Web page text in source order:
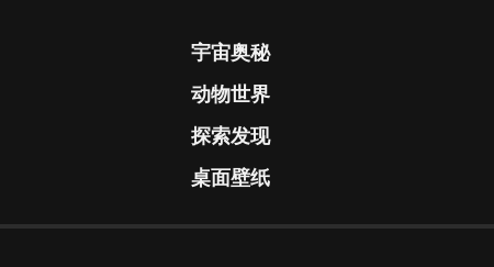
宇宙奥秘
动物世界
探索发现
桌面壁纸